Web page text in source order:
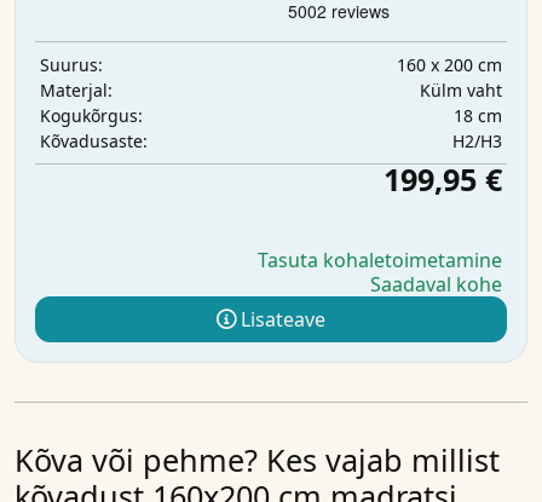
Suurus:
160 x 200 cm
Materjal:
Külm vaht
Kogukõrgus:
18 cm
Kõvadusaste:
H2/H3
199,95 €
Tasuta kohaletoimetamine
Saadaval kohe
Lisateave
Kõva või pehme? Kes vajab millist